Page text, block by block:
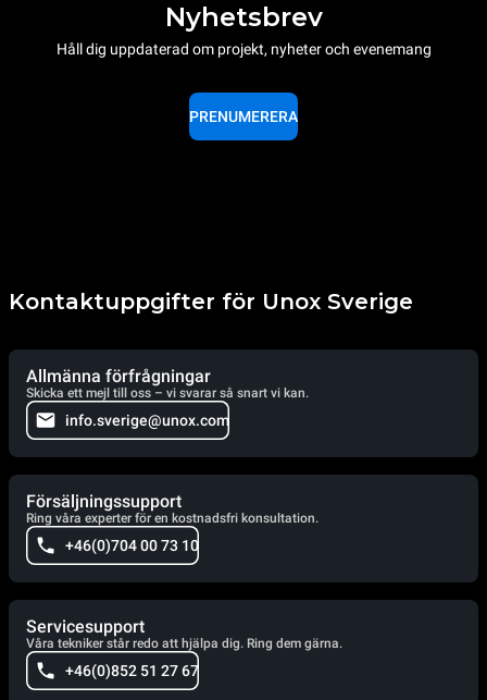
Nyhetsbrev
Håll dig uppdaterad om projekt, nyheter och evenemang
PRENUMERERA
Kontaktuppgifter för Unox Sverige
Allmänna förfrågningar
Skicka ett mejl till oss – vi svarar så snart vi kan.
info.sverige@unox.com
Försäljningssupport
Ring våra experter för en kostnadsfri konsultation.
+46(0)704 00 73 10
Servicesupport
Våra tekniker står redo att hjälpa dig. Ring dem gärna.
+46(0)852 51 27 67